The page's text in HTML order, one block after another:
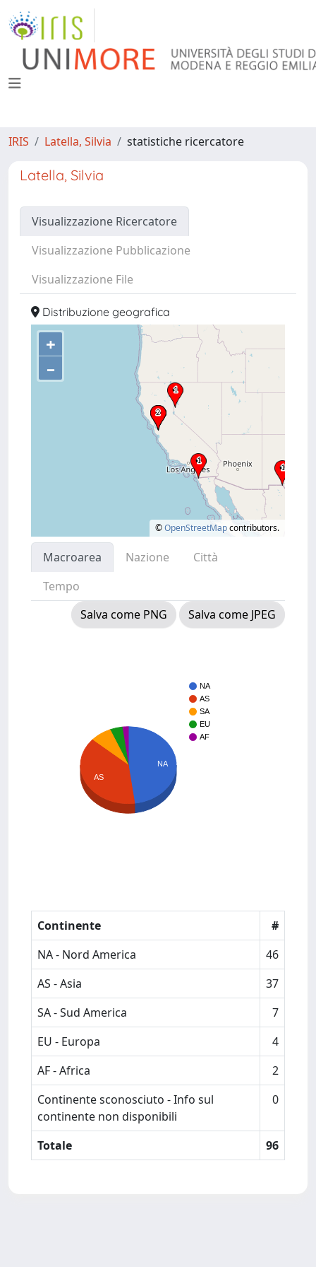
IRIS Latella, Silvia statistiche ricercatore
Latella, Silvia
Visualizzazione Ricercatore
Visualizzazione Pubblicazione
Visualizzazione File
Distribuzione geografica
+
–
©OpenStreetMapcontributors.
Macroarea Nazione
Città
Tempo
Salva come PNG
Salva come JPEG
NA
AS
SA
EU
AF
NA
AS
Continente
#
NA - Nord America
46
AS - Asia
37
SA - Sud America
7
EU - Europa
4
AF - Africa
2
Continente sconosciuto - Info sul
continente non disponibili
0
Totale 96